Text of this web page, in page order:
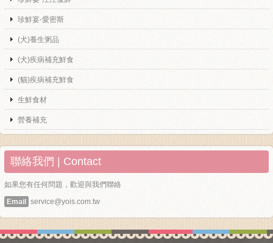
珍鮮宴-愛密斯
(犬)養生粥品
(犬)疾病補充鮮食
(貓)疾病補充鮮食
生鮮食材
營養補充
聯絡我們 | Contact
如果您有任何問題，歡迎與我們聯絡
Email
service@yois.com.tw